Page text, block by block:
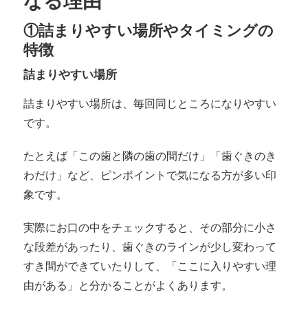
①詰まりやすい場所やタイミングの
特徴
詰まりやすい場所
詰まりやすい場所は、毎回同じところになりやすい
です。
たとえば「この歯と隣の歯の間だけ」「歯ぐきのき
わだけ」など、ピンポイントで気になる方が多い印
象です。
実際にお口の中をチェックすると、その部分に小さ
な段差があったり、歯ぐきのラインが少し変わって
すき間ができていたりして、「ここに入りやすい理
由がある」と分かることがよくあります。